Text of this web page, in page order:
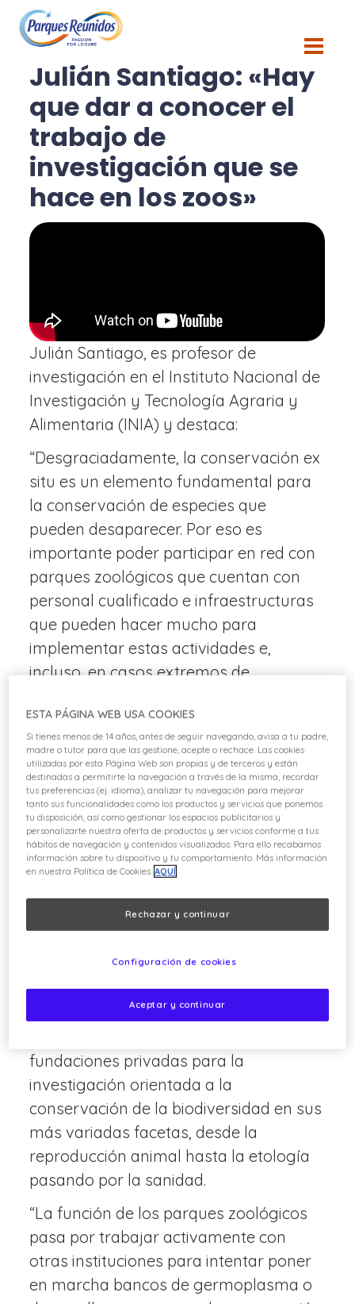
Blog
Julián Santiago: «Hay
que dar a conocer el
trabajo de
investigación que se
hace en los zoos»
Julián Santiago, es profesor de
investigación en el Instituto Nacional de
Investigación y Tecnología Agraria y
Alimentaria (INIA) y destaca:
“Desgraciadamente, la conservación ex
situ es un elemento fundamental para
la conservación de especies que
pueden desaparecer. Por eso es
importante poder participar en red con
parques zoológicos que cuentan con
personal cualificado e infraestructuras
que pueden hacer mucho para
implementar estas actividades e,
incluso, en casos extremos de
poblaciones, quizás apoyados por
técnicas de reproducción asistida, que
luego puedan ser objeto de liberaciones
controladas, en colaboración con las
comunidades autónomas y las
administraciones”.
LOS ZOOS COMO CENTROS DE
INVESTIGACIÓN Y DESARROLLO
de los parques zoológicos: su
participación activa en el I+D+i a través
de diferentes programas tanto
fundaciones privadas para la
investigación orientada a la
conservación de la biodiversidad en sus
más variadas facetas, desde la
reproducción animal hasta la etología
pasando por la sanidad.
“La función de los parques zoológicos
pasa por trabajar activamente con
otras instituciones para intentar poner
en marcha bancos de germoplasma o
ESTA PÁGINA WEB USA COOKIES
Si tienes menos de 14 años, antes de seguir navegando, avisa a tu padre,
madre o tutor para que las gestione, acepte o rechace. Las cookies
utilizadas por esta Página Web son propias y de terceros y están
destinadas a permitirte la navegación a través de la misma, recordar
tus preferencias (ej. idioma), analizar tu navegación para mejorar
tanto sus funcionalidades como los productos y servicios que ponemos
tu disposición, así como gestionar los espacios publicitarios y
personalizarte nuestra oferta de productos y servicios conforme a tus
hábitos de navegación y contenidos visualizados. Para ello recabamos
información sobre tu dispositivo y tu comportamiento. Más información
en nuestra Política de Cookies AQUÍ
Rechazar y continuar
Aceptar y continuar
Configuración de cookies